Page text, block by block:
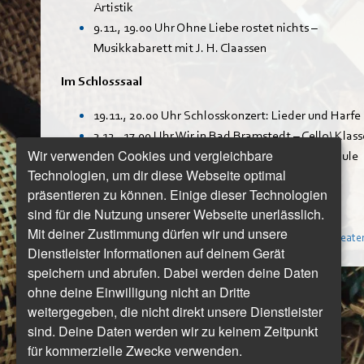
Artistik
9.11., 19.00 Uhr Ohne Liebe rostet nichts –
Musikkabarett mit J. H. Claassen
Im Schlosssaal
19.11., 20.00 Uhr Schlosskonzert: Lieder und Harfe
3.12., 17.00 Uhr Wir in Bad Bramstedt – Cello!
Eine Konzertreihe der Lübecker Musikhochschule
Mehr Infos und Termine:www.badbramstedt.de/
Wir verwenden Cookies und vergleichbare
Technologien, um dir diese Webseite optimal
präsentieren zu können. Einige dieser Technologien
sind für die Nutzung unserer Webseite unerlässlich.
Mit deiner Zustimmung dürfen wir und unsere
Dienstleister Informationen auf deinem Gerät
speichern und abrufen. Dabei werden deine Daten
ohne deine Einwilligung nicht an Dritte
weitergegeben, die nicht direkt unsere Dienstleister
sind. Deine Daten werden wir zu keinem Zeitpunkt
für kommerzielle Zwecke verwenden.